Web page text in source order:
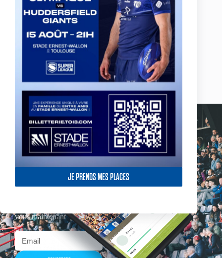
JE PRENDS MES PLACES
Actualités, nouveautés,
billetterie, remises
vous maintenant